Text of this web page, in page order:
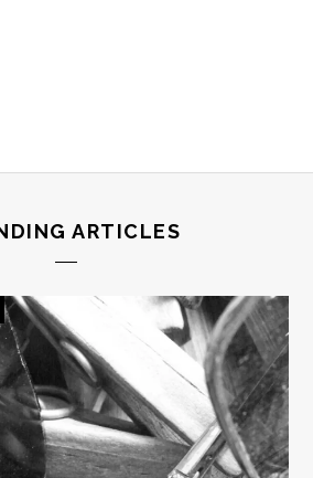
ARTICLES